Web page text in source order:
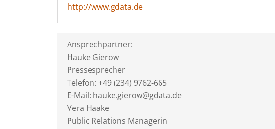
http://www.gdata.de
Ansprechpartner:
Hauke Gierow
Pressesprecher
Telefon: +49 (234) 9762-665
E-Mail: hauke.gierow@gdata.de
Vera Haake
Public Relations Managerin